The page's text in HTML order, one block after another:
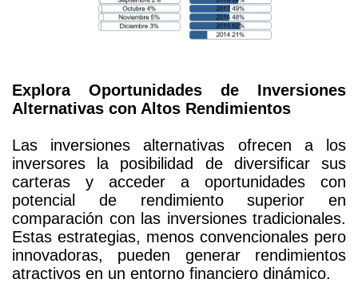
Explora Oportunidades de Inversiones
Alternativas con Altos Rendimientos
Las inversiones alternativas ofrecen a los
inversores la posibilidad de diversificar sus
carteras y acceder a oportunidades con
potencial de rendimiento superior en
comparación con las inversiones tradicionales.
Estas estrategias, menos convencionales pero
innovadoras, pueden generar rendimientos
atractivos en un entorno financiero dinámico.